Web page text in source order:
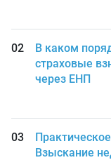
В каком
страховые
через ЕНП
Взыскание